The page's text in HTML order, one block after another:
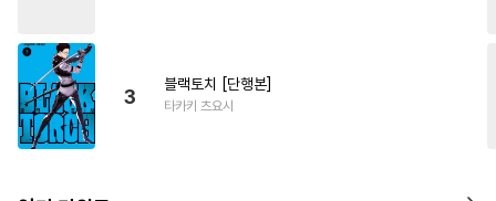
3
블랙토치 [단행본]
타카키 츠요시